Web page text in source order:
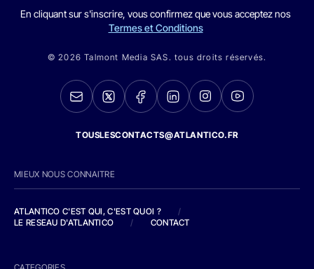
En cliquant sur s'inscrire, vous confirmez que vous acceptez nos
Termes et Conditions
© 2026 Talmont Media SAS. tous droits réservés.
TOUSLESCONTACTS@ATLANTICO.FR
MIEUX NOUS CONNAITRE
ATLANTICO C'EST QUI, C'EST QUOI ?
/
LE RESEAU D'ATLANTICO
/ CONTACT